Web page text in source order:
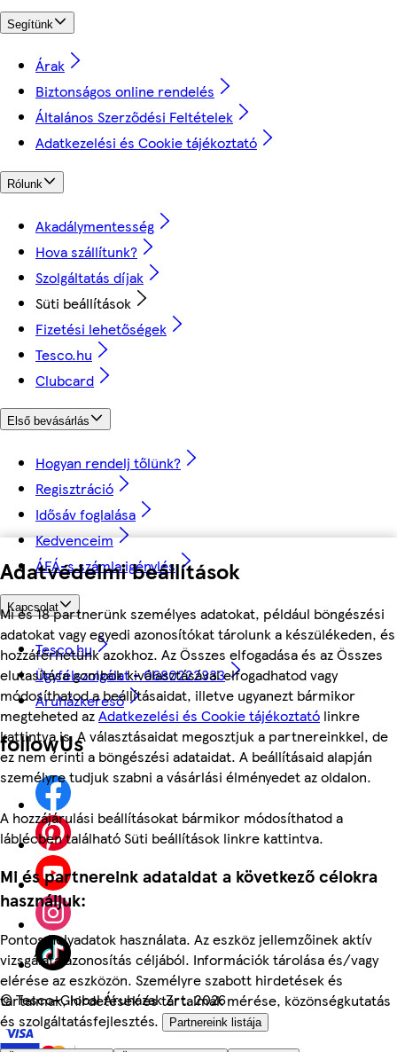
Adatvédelmi beállítások
Mi és 18 partnerünk személyes adatokat, például böngészési
adatokat vagy egyedi azonosítókat tárolunk a készülékeden, és
hozzáférhetünk azokhoz. Az Összes elfogadása és az Összes
elutasítása gombok kiválasztásával elfogadhatod vagy
módosíthatod a beállításaidat, illetve ugyanezt bármikor
megteheted azAdatkezelési és Cookie tájékoztató linkre
kattintva is. A választásaidat megosztjuk a partnereinkkel, de
ez nem érinti a böngészési adataidat. A beállításaid alapján
személyre tudjuk szabni a vásárlási élményedet az oldalon.
A hozzájárulási beállításokat bármikor módosíthatod a
láblécben található Süti beállítások linkre kattintva.
Mi és partnereink adataidat a következő célokra
használjuk:
Pontos helyadatok használata. Az eszköz jellemzőinek aktív
vizsgálata azonosítás céljából. Információk tárolása és/vagy
elérése az eszközön. Személyre szabott hirdetések és
tartalmak, hirdetések és tartalmak mérése, közönségkutatás
és szolgáltatásfejlesztés.
Partnereink listája
Segítünk
Árak
Biztonságos online rendelés
Általános Szerződési Feltételek
Adatkezelési és Cookie tájékoztató
Rólunk
Akadálymentesség
Hova szállítunk?
Szolgáltatás díjak
Süti beállítások
Fizetési lehetőségek
Tesco.hu
Clubcard
Első bevásárlás
Hogyan rendelj tőlünk?
Regisztráció
Idősáv foglalása
Kedvenceim
ÁFÁ-s számla igénylés
Kapcsolat
Tesco.hu
Ügyfélszolgálat - 0680222333
Áruházkereső
followUs
©Tesco-Global Áruházak Zrt. 2026